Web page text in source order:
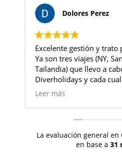
Dolores Perez
Excelente gestión y trato
Ya son tres viajes (NY,
Tailandia) que llevo a
Diverholidays y cada
Organización y atención
agencia para próximos
Leer más
La evaluación general en
en base a 31